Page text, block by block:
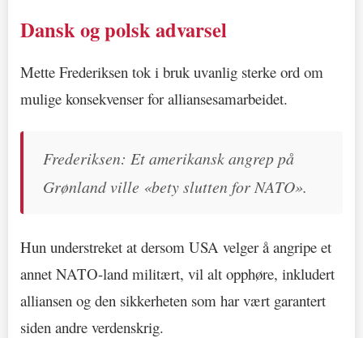
Dansk og polsk advarsel
Mette Frederiksen tok i bruk uvanlig sterke ord om
mulige konsekvenser for alliansesamarbeidet.
Frederiksen: Et amerikansk angrep på
Grønland ville «bety slutten for NATO».
Hun understreket at dersom USA velger å angripe et
annet NATO-land militært, vil alt opphøre, inkludert
alliansen og den sikkerheten som har vært garantert
siden andre verdenskrig.